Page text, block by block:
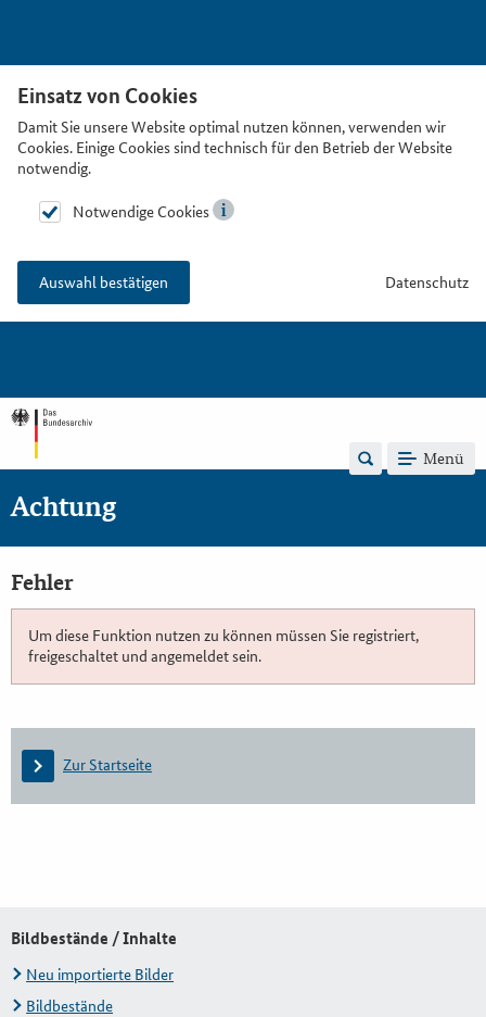
Einsatz von Cookies
Damit Sie unsere Website optimal nutzen können, verwenden wir
Cookies. Einige Cookies sind technisch für den Betrieb der Website
notwendig.
Notwendige Cookies
Auswahl bestätigen Datenschutz
Menü
Achtung
Fehler
Um diese Funktion nutzen zu können müssen Sie registriert,
freigeschaltet und angemeldet sein.
Zur Startseite
Bildbestände / Inhalte
Neu importierte Bilder
Bildbestände